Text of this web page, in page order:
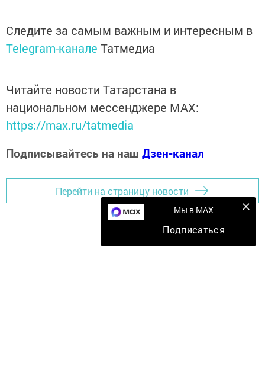
Следите за самым важным и интересным в
Telegram-канале Татмедиа
Читайте новости Татарстана в
национальном мессенджере MАХ:
https://max.ru/tatmedia
Подписывайтесь на наш Дзен-канал
Перейти на страницу новости
Мы в MAX
Подписаться